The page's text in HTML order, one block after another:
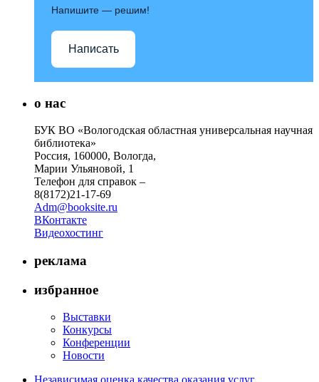
Напишите — решим!
Написать
о нас
БУК ВО «Вологодская областная универсальная научная
библиотека»
Россия, 160000, Вологда,
Марии Ульяновой, 1
Телефон для справок –
8(8172)21-17-69
Adm@booksite.ru
ВКонтакте
Видеохостинг
реклама
избранное
Выставки
Конкурсы
Конференции
Новости